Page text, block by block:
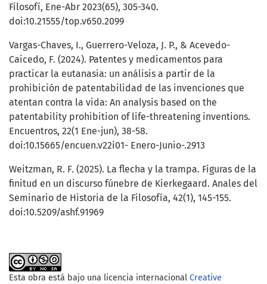
Filosofí, Ene-Abr 2023(65), 305-340.
doi:10.21555/top.v650.2099
Vargas-Chaves, I., Guerrero-Veloza, J. P., & Acevedo-
Caicedo, F. (2024). Patentes y medicamentos para
practicar la eutanasia: un análisis a partir de la
prohibición de patentabilidad de las invenciones que
atentan contra la vida: An analysis based on the
patentability prohibition of life-threatening inventions.
Encuentros, 22(1 Ene-jun), 38-58.
doi:10.15665/encuen.v22i01- Enero-Junio-.2913
Weitzman, R. F. (2025). La flecha y la trampa. Figuras de la
finitud en un discurso fúnebre de Kierkegaard. Anales del
Seminario de Historia de la Filosofía, 42(1), 145-155.
doi:10.5209/ashf.91969
Esta obra está bajo una licencia internacional Creative